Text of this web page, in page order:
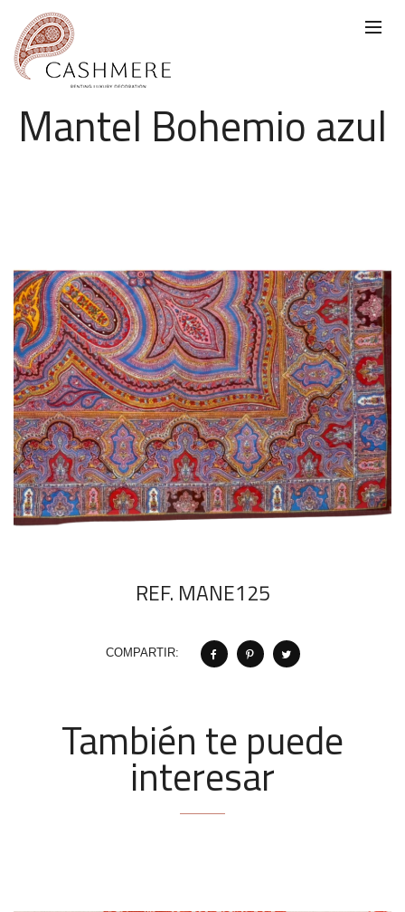
Mantel Bohemio azul
REF. MANE125
COMPARTIR:
También te puede
interesar